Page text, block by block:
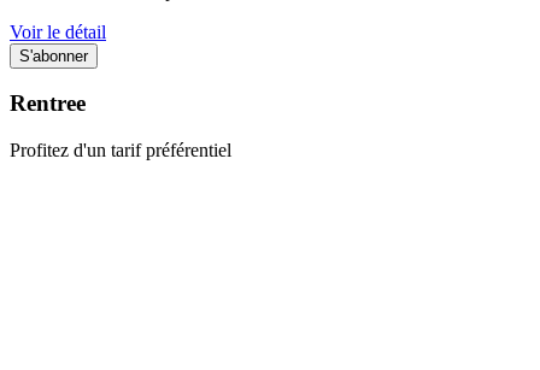
Voir le détail
Rentree
Profitez d'un tarif préférentiel